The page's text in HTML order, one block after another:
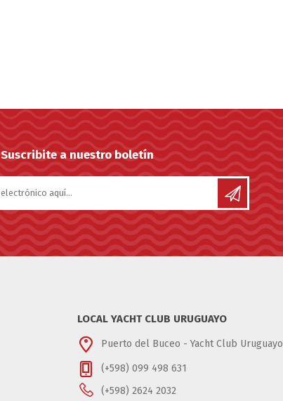
Suscribite a nuestro boletín
LOCAL YACHT CLUB URUGUAYO
Puerto del Buceo - Yacht Club Uruguayo
(+598) 099 498 631
(+598) 2624 2032